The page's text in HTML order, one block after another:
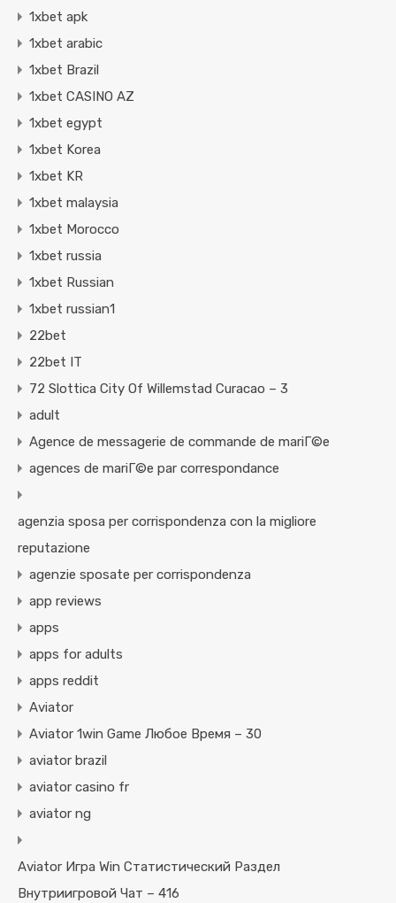
1xbet apk
1xbet arabic
1xbet Brazil
1xbet CASINO AZ
1xbet egypt
1xbet Korea
1xbet KR
1xbet malaysia
1xbet Morocco
1xbet russia
1xbet Russian
1xbet russian1
22bet
22bet IT
72 Slottica City Of Willemstad Curacao – 3
adult
Agence de messagerie de commande de mariГ©e
agences de mariГ©e par correspondance
agenzia sposa per corrispondenza con la migliore
reputazione
agenzie sposate per corrispondenza
app reviews
apps
apps for adults
apps reddit
Aviator
Aviator 1win Game Любое Время – 30
aviator brazil
aviator casino fr
aviator ng
Aviator Игра Win Статистический Раздел
Внутриигровой Чат – 416